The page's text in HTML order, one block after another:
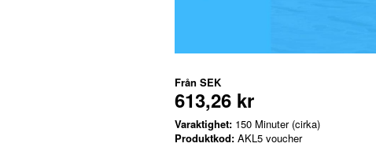
Från SEK
613,26 kr
Varaktighet: 150 Minuter (cirka)
Produktkod: AKL5 voucher